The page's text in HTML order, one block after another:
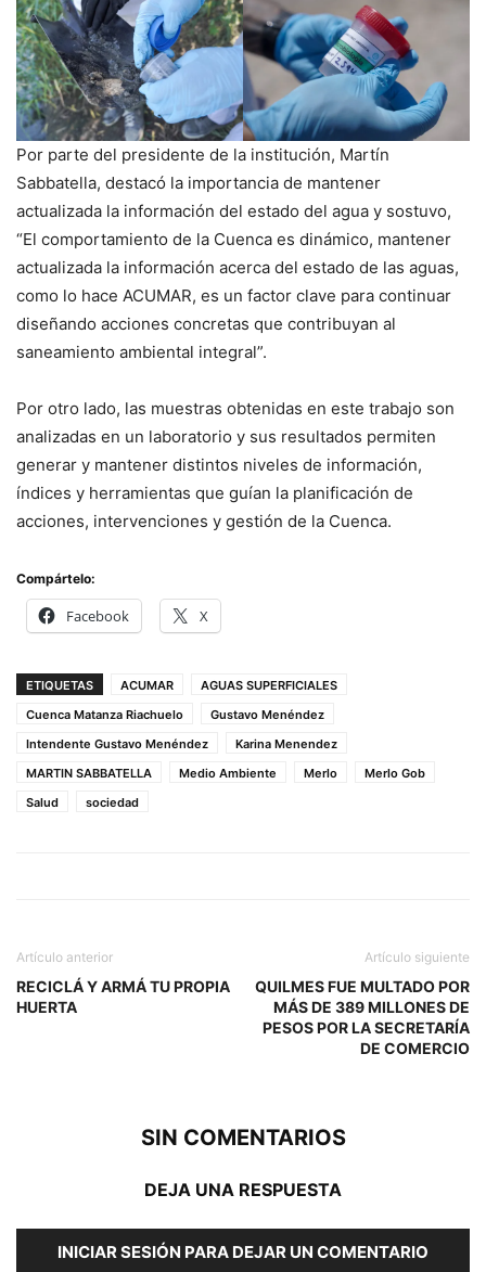
Por parte del presidente de la institución, Martín
Sabbatella, destacó la importancia de mantener
actualizada la información del estado del agua y sostuvo,
“El comportamiento de la Cuenca es dinámico, mantener
actualizada la información acerca del estado de las aguas,
como lo hace ACUMAR, es un factor clave para continuar
diseñando acciones concretas que contribuyan al
saneamiento ambiental integral”.
Por otro lado, las muestras obtenidas en este trabajo son
analizadas en un laboratorio y sus resultados permiten
generar y mantener distintos niveles de información,
índices y herramientas que guían la planificación de
acciones, intervenciones y gestión de la Cuenca.
Compártelo:
Facebook X
ETIQUETAS ACUMAR
AGUAS SUPERFICIALES
Cuenca Matanza Riachuelo
Gustavo Menéndez
Intendente Gustavo Menéndez
Karina Menendez
MARTIN SABBATELLA
Medio Ambiente Merlo
Merlo Gob
Salud
sociedad
Artículo anterior
RECICLÁ Y ARMÁ TU PROPIA
HUERTA
Artículo siguiente
QUILMES FUE MULTADO POR
MÁS DE 389 MILLONES DE
PESOS POR LA SECRETARÍA
DE COMERCIO
SIN COMENTARIOS
DEJA UNA RESPUESTA
INICIAR SESIÓN PARA DEJAR UN COMENTARIO